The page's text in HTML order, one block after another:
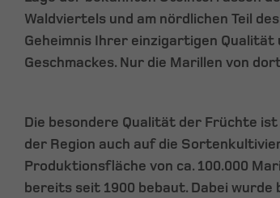
Waldviertels und am nördlichen Teil
Geheimnis Ihrer einzigartigen
Geschmackes. Nur die Marillen von
Die besondere Qualität der Früchte
der Region auch auf die
Produktionsfläche von ca. 100.000
bereits seit 1900 bebaut. Dabei